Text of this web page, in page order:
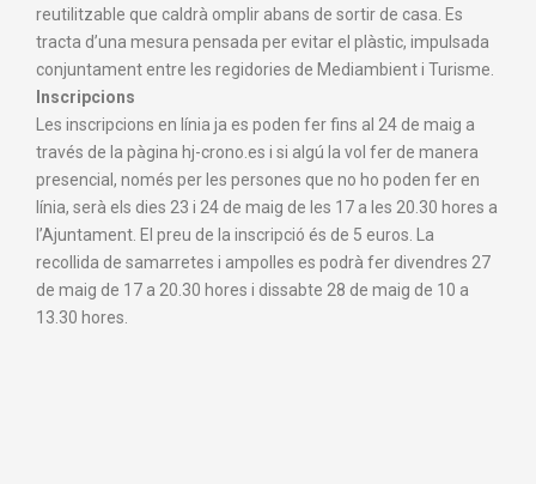
reutilitzable que caldrà omplir abans de sortir de casa. Es
tracta d’una mesura pensada per evitar el plàstic, impulsada
conjuntament entre les regidories de Mediambient i Turisme.
Inscripcions
Les inscripcions en línia ja es poden fer fins al 24 de maig a
través de la pàgina hj-crono.es i si algú la vol fer de manera
presencial, només per les persones que no ho poden fer en
línia, serà els dies 23 i 24 de maig de les 17 a les 20.30 hores a
l’Ajuntament. El preu de la inscripció és de 5 euros. La
recollida de samarretes i ampolles es podrà fer divendres 27
de maig de 17 a 20.30 hores i dissabte 28 de maig de 10 a
13.30 hores.